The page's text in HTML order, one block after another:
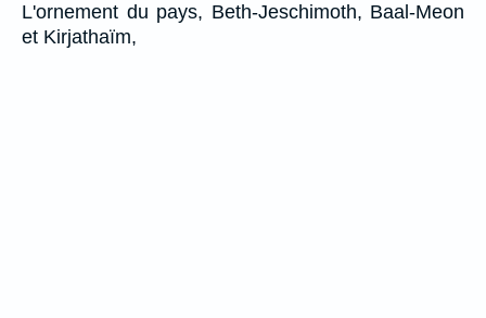
L'ornement du pays, Beth-Jeschimoth, Baal-Meon
et Kirjathaïm,